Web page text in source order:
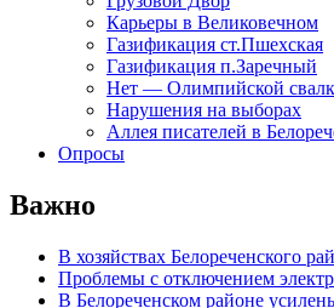
Карьеры в Великовечном
Газификация ст.Пшехская
Газификация п.Заречный
Нет — Олимпийской
Нарушения на выборах
Аллея писателей в
Опросы
Важно
В хозяйствах Белореченского
Проблемы с отключением
В Белореченском районе